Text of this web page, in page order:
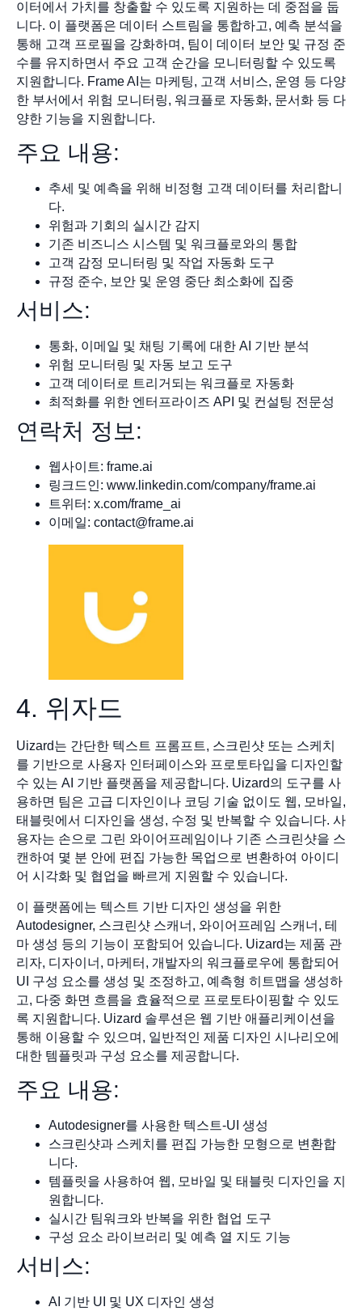
이터에서 가치를 창출할 수 있도록 지원하는 데 중점을 둡
니다. 이 플랫폼은 데이터 스트림을 통합하고, 예측 분석을
통해 고객 프로필을 강화하며, 팀이 데이터 보안 및 규정 준
수를 유지하면서 주요 고객 순간을 모니터링할 수 있도록
지원합니다. Frame AI는 마케팅, 고객 서비스, 운영 등 다양
한 부서에서 위험 모니터링, 워크플로 자동화, 문서화 등 다
양한 기능을 지원합니다.
주요 내용:
추세 및 예측을 위해 비정형 고객 데이터를 처리합니
다.
위험과 기회의 실시간 감지
기존 비즈니스 시스템 및 워크플로와의 통합
고객 감정 모니터링 및 작업 자동화 도구
규정 준수, 보안 및 운영 중단 최소화에 집중
서비스:
통화, 이메일 및 채팅 기록에 대한 AI 기반 분석
위험 모니터링 및 자동 보고 도구
고객 데이터로 트리거되는 워크플로 자동화
최적화를 위한 엔터프라이즈 API 및 컨설팅 전문성
연락처 정보:
웹사이트: frame.ai
링크드인: www.linkedin.com/company/frame.ai
트위터: x.com/frame_ai
이메일: contact@frame.ai
4. 위자드
Uizard는 간단한 텍스트 프롬프트, 스크린샷 또는 스케치
를 기반으로 사용자 인터페이스와 프로토타입을 디자인할
수 있는 AI 기반 플랫폼을 제공합니다. Uizard의 도구를 사
용하면 팀은 고급 디자인이나 코딩 기술 없이도 웹, 모바일,
태블릿에서 디자인을 생성, 수정 및 반복할 수 있습니다. 사
용자는 손으로 그린 와이어프레임이나 기존 스크린샷을 스
캔하여 몇 분 안에 편집 가능한 목업으로 변환하여 아이디
어 시각화 및 협업을 빠르게 지원할 수 있습니다.
이 플랫폼에는 텍스트 기반 디자인 생성을 위한
Autodesigner, 스크린샷 스캐너, 와이어프레임 스캐너, 테
마 생성 등의 기능이 포함되어 있습니다. Uizard는 제품 관
리자, 디자이너, 마케터, 개발자의 워크플로우에 통합되어
UI 구성 요소를 생성 및 조정하고, 예측형 히트맵을 생성하
고, 다중 화면 흐름을 효율적으로 프로토타이핑할 수 있도
록 지원합니다. Uizard 솔루션은 웹 기반 애플리케이션을
통해 이용할 수 있으며, 일반적인 제품 디자인 시나리오에
대한 템플릿과 구성 요소를 제공합니다.
주요 내용:
Autodesigner를 사용한 텍스트-UI 생성
스크린샷과 스케치를 편집 가능한 모형으로 변환합
니다.
템플릿을 사용하여 웹, 모바일 및 태블릿 디자인을 지
원합니다.
실시간 팀워크와 반복을 위한 협업 도구
구성 요소 라이브러리 및 예측 열 지도 기능
서비스:
AI 기반 UI 및 UX 디자인 생성